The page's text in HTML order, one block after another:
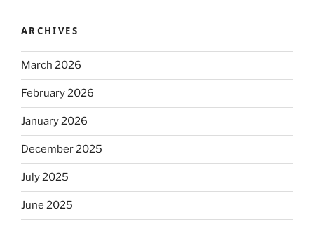
ARCHIVES
March 2026
February 2026
January 2026
December 2025
July 2025
June 2025